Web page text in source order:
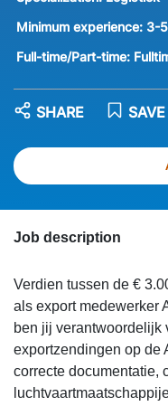
Minimum experience: 3-
Full-time/Part-time:
SAVE
SHARE
Job description
Verdien tussen de €
als export medewerker
ben jij verantwoordelijk
exportzendingen op de
correcte documentatie,